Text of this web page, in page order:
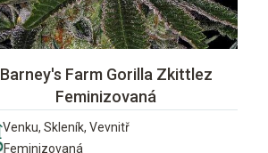
Barney's Farm Gorilla Zkittlez
Feminizovaná
Venku, Skleník, Vevnitř
Feminizovaná